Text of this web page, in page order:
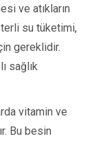
ve atıkların
su tüketimi,
gereklidir.
sağlık
vitamin ve
Bu besin